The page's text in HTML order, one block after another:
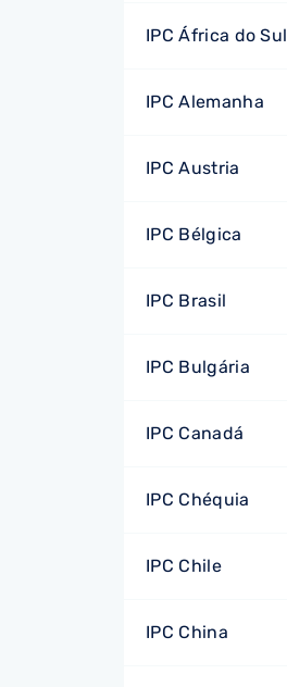
IPC África do Sul
IPC Alemanha
IPC Austria
IPC Bélgica
IPC Brasil
IPC Bulgária
IPC Canadá
IPC Chéquia
IPC Chile
IPC China